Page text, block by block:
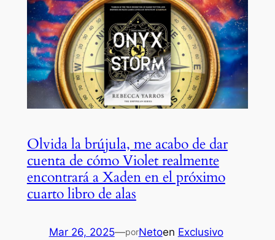
Olvida la brújula, me acabo de dar
cuenta de cómo Violet realmente
encontrará a Xaden en el próximo
cuarto libro de alas
Mar 26, 2025—porNetoen Exclusivo